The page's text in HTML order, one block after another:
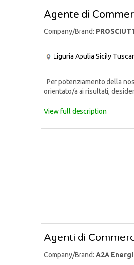
Agente di
Company/Brand:
Liguria Apulia Sicily
Per potenziamento della
orientato/a ai risultati,
View full description
Agenti di
Company/Brand: A2A